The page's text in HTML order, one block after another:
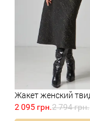
2 095 грн.2 794 грн.